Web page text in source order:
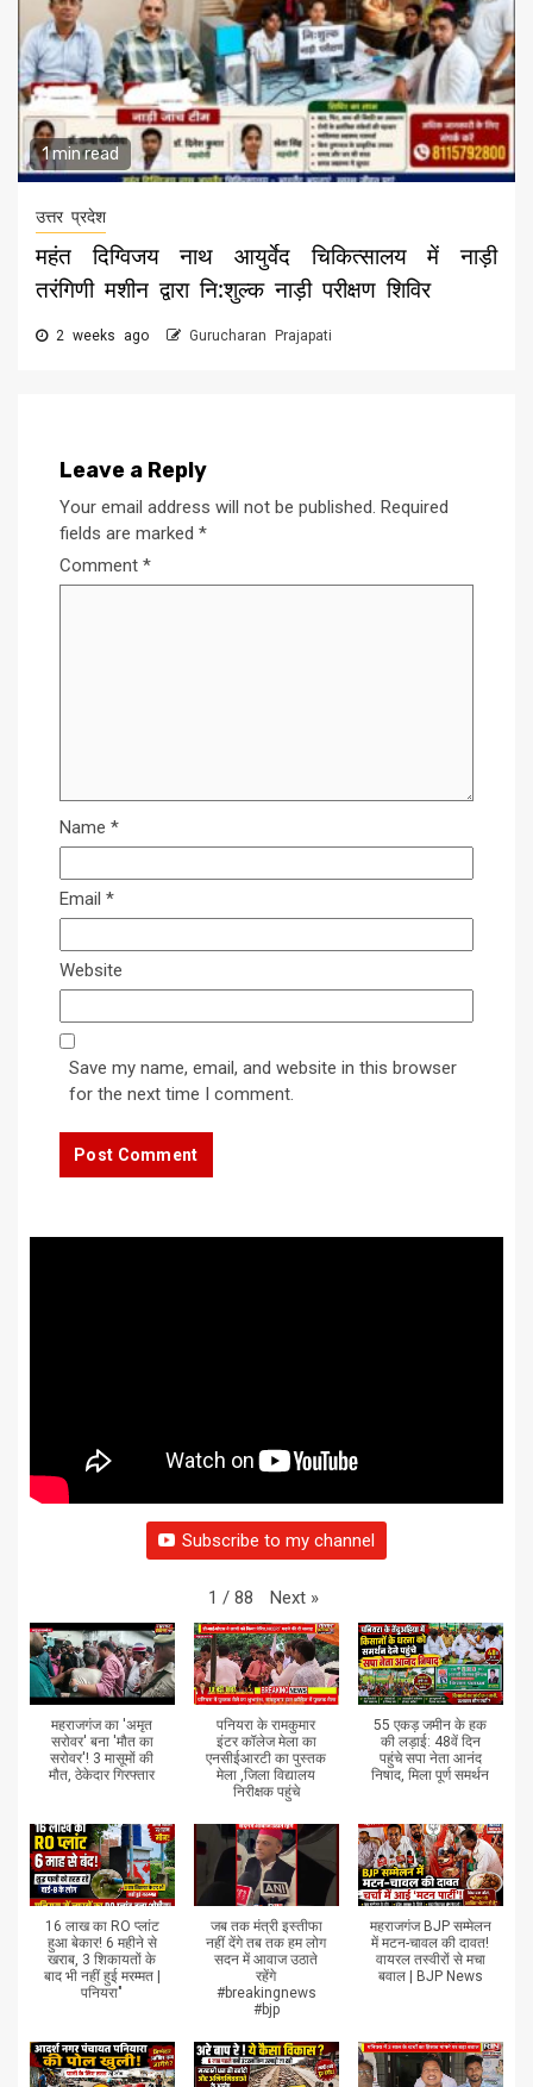
1 min read
उत्तर प्रदेश
महंत दिग्विजय नाथ आयुर्वेद चिकित्सालय में नाड़ी
तरंगिणी मशीन द्वारा नि:शुल्क नाड़ी परीक्षण शिविर
2 weeks ago Gurucharan Prajapati
Leave a Reply
Your email address will not be published. Required
fields are marked *
Comment *
Name *
Email *
Website
Save my name, email, and website in this browser
for the next time I comment.
Subscribe to my channel
1 / 88 Next »
महराजगंज का 'अमृत
सरोवर' बना 'मौत का
सरोवर'! 3 मासूमों की
मौत, ठेकेदार गिरफ्तार
पनियरा के रामकुमार
इंटर कॉलेज मेला का
एनसीईआरटी का पुस्तक
मेला ,जिला विद्यालय
निरीक्षक पहुंचे
55 एकड़ जमीन के हक
की लड़ाई: 48वें दिन
पहुंचे सपा नेता आनंद
निषाद, मिला पूर्ण समर्थन
16 लाख का RO प्लांट
हुआ बेकार! 6 महीने से
खराब, 3 शिकायतों के
बाद भी नहीं हुई मरम्मत |
पनियरा"
जब तक मंत्री इस्तीफा
नहीं देंगे तब तक हम लोग
सदन में आवाज उठाते
रहेंगे
#breakingnews
#bjp
महराजगंज BJP सम्मेलन
में मटन-चावल की दावत!
वायरल तस्वीरों से मचा
बवाल | BJP News